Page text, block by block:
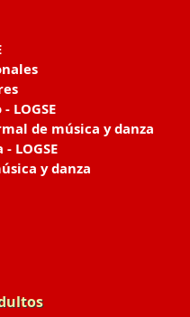
LOGSE
de música y danza
LOGSE
y danza